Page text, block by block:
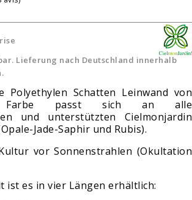
(28 avis)
Lieferung nach Deutschland innerhalb
Polyethylen Schatten Leinwand von
Farbe passt sich an alle
und unterstützten Cielmonjardin
Jade-Saphir und Rubis).
vor Sonnenstrahlen (Okultation
ist es in vier Längen erhältlich: